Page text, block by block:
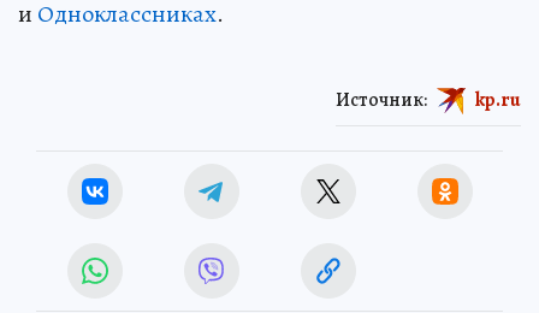
и Одноклассниках.
Источник: kp.ru